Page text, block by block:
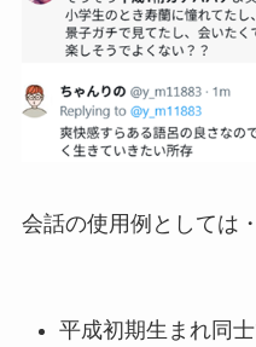
会話の使用例としては
平成初期生まれ同